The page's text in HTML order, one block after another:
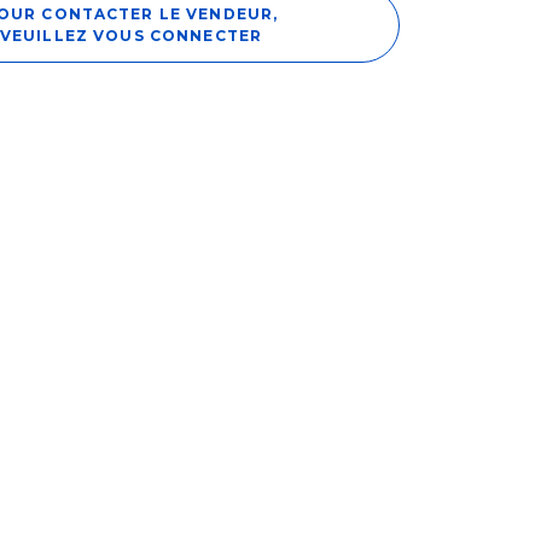
CONTACTER LE VENDEUR,
VEUILLEZ VOUS CONNECTER